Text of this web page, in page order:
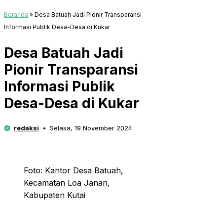
Beranda » Desa Batuah Jadi Pionir Transparansi
Informasi Publik Desa-Desa di Kukar
Desa Batuah Jadi
Pionir Transparansi
Informasi Publik
Desa-Desa di Kukar
redaksi Selasa, 19 November 2024
Foto: Kantor Desa Batuah,
Kecamatan Loa Janan,
Kabupaten Kutai